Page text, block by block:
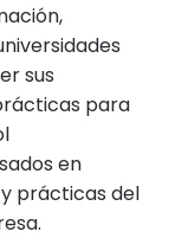
sus
para
en
prácticas del